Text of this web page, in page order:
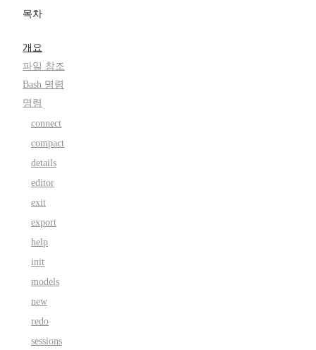
목차
개요
파일 참조
Bash 명령
명령
connect
compact
details
editor
exit
export
help
init
models
new
redo
sessions